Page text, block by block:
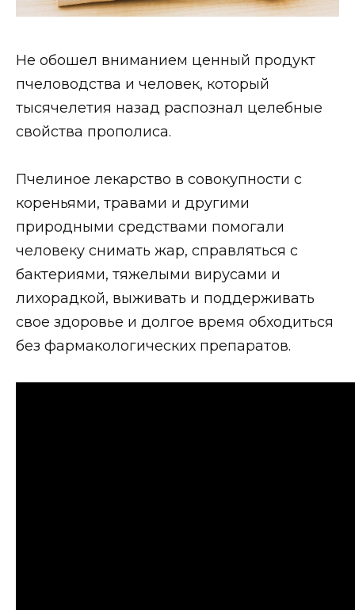
Не обошел вниманием ценный продукт
пчеловодства и человек, который
тысячелетия назад распознал целебные
свойства прополиса.
Пчелиное лекарство в совокупности с
кореньями, травами и другими
природными средствами помогали
человеку снимать жар, справляться с
бактериями, тяжелыми вирусами и
лихорадкой, выживать и поддерживать
свое здоровье и долгое время обходиться
без фармакологических препаратов.